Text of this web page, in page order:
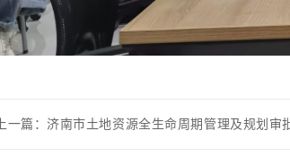
上一篇： 济南市土地资源全生命周期管理及规划审